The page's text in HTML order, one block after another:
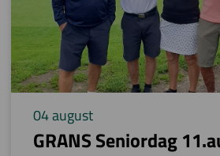
04 august
GRANS Seniordag